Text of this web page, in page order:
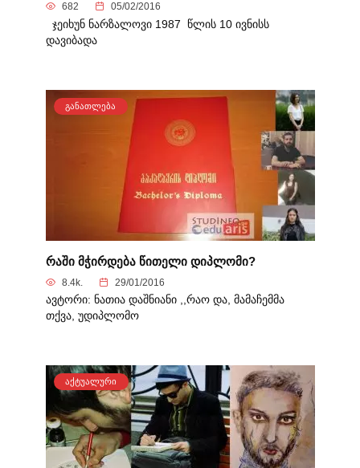
682 05/02/2016
ჯეიხუნ ნარზალოვი 1987 წლის 10 ივნისს
დავიბადა
ᲒᲐᲜᲐᲗᲚᲔᲑᲐ
რაში მჭირდება წითელი დიპლომი?
8.4k. 29/01/2016
ავტორი: ნათია დაშნიანი ,,რაო და, მამაჩემმა
თქვა, უდიპლომო
ᲐᲥᲢᲣᲐᲚᲣᲠᲘ